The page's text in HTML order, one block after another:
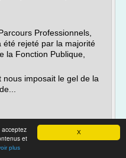
X
acceptez
et
plus
Professionnels,
été rejeté par la majorité
la Fonction Publique,
imposait le gel de la
fonction publique d'etat